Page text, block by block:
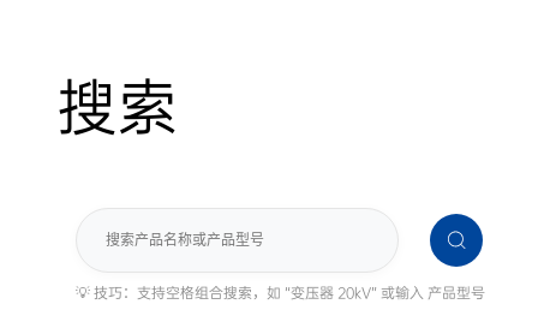
搜索